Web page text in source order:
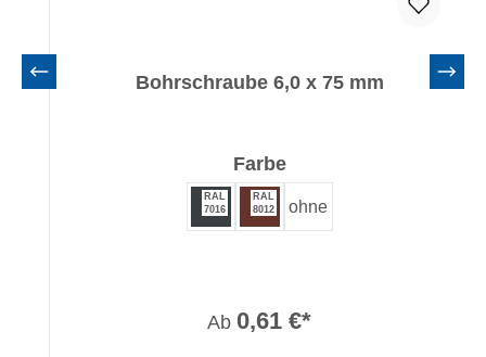
Bohrschraube 6,0 x 75 mm
Farbeauswählen
RAL
7016
RAL
8012
ohne
Ab 0,61 €*